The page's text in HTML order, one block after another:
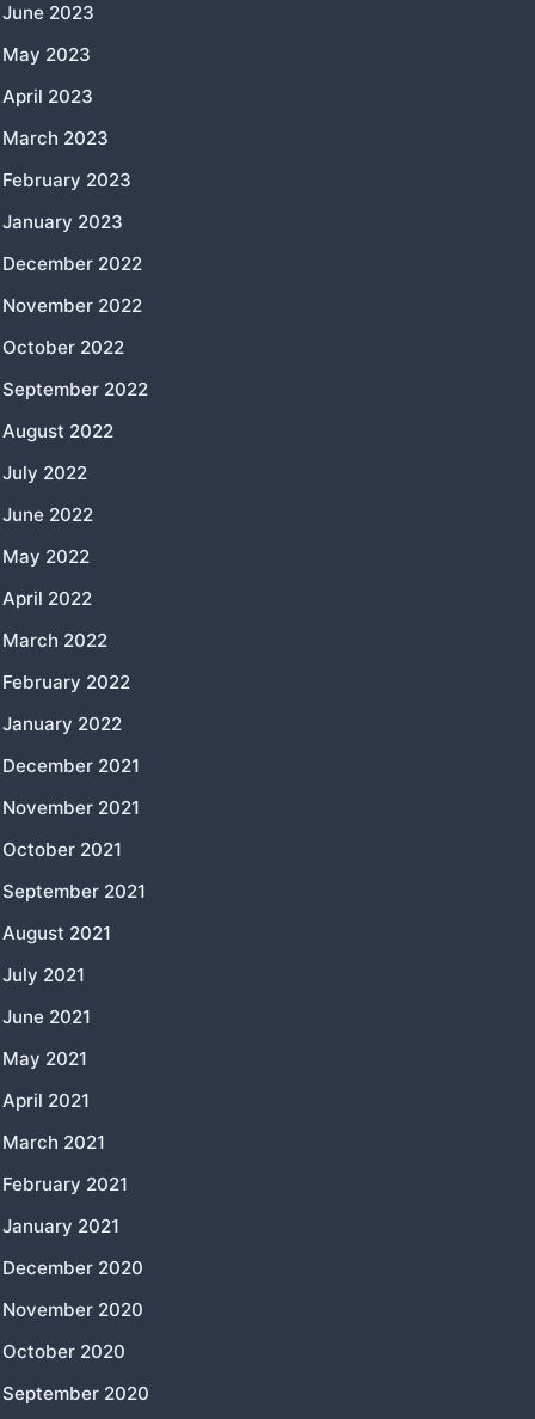
June 2023
May 2023
April 2023
March 2023
February 2023
January 2023
December 2022
November 2022
October 2022
September 2022
August 2022
July 2022
June 2022
May 2022
April 2022
March 2022
February 2022
January 2022
December 2021
November 2021
October 2021
September 2021
August 2021
July 2021
June 2021
May 2021
April 2021
March 2021
February 2021
January 2021
December 2020
November 2020
October 2020
September 2020